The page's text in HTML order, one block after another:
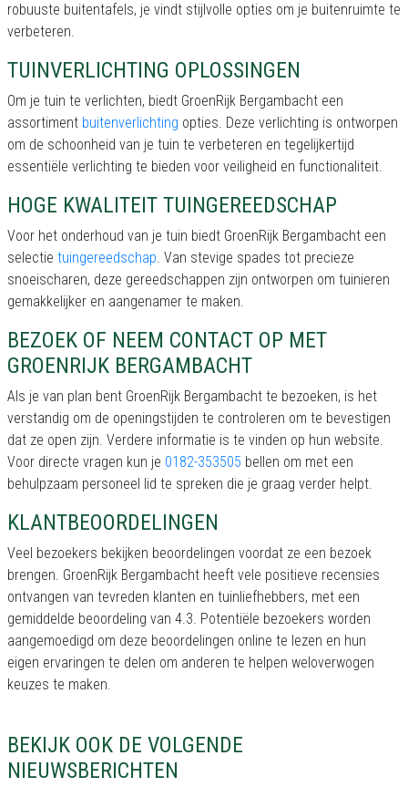
robuuste buitentafels, je vindt stijlvolle opties om je buitenruimte te
verbeteren.
TUINVERLICHTING OPLOSSINGEN
Om je tuin te verlichten, biedt GroenRijk Bergambacht een
assortiment buitenverlichting opties. Deze verlichting is ontworpen
om de schoonheid van je tuin te verbeteren en tegelijkertijd
essentiële verlichting te bieden voor veiligheid en functionaliteit.
HOGE KWALITEIT TUINGEREEDSCHAP
Voor het onderhoud van je tuin biedt GroenRijk Bergambacht een
selectie tuingereedschap. Van stevige spades tot precieze
snoeischaren, deze gereedschappen zijn ontworpen om tuinieren
gemakkelijker en aangenamer te maken.
BEZOEK OF NEEM CONTACT OP MET
GROENRIJK BERGAMBACHT
Als je van plan bent GroenRijk Bergambacht te bezoeken, is het
verstandig om de openingstijden te controleren om te bevestigen
dat ze open zijn. Verdere informatie is te vinden op hun website.
Voor directe vragen kun je 0182-353505 bellen om met een
behulpzaam personeel lid te spreken die je graag verder helpt.
KLANTBEOORDELINGEN
Veel bezoekers bekijken beoordelingen voordat ze een bezoek
brengen. GroenRijk Bergambacht heeft vele positieve recensies
ontvangen van tevreden klanten en tuinliefhebbers, met een
gemiddelde beoordeling van 4.3. Potentiële bezoekers worden
aangemoedigd om deze beoordelingen online te lezen en hun
eigen ervaringen te delen om anderen te helpen weloverwogen
keuzes te maken.
BEKIJK OOK DE VOLGENDE
NIEUWSBERICHTEN